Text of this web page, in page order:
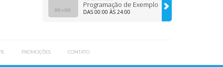
Programação de Exemplo
DAS 00:00 ÀS 24:00
PROMOÇÕES CONTATO